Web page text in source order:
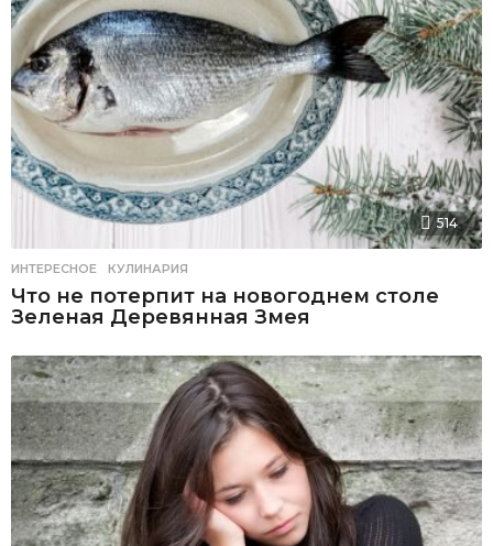
514
ИНТЕРЕСНОЕ ,КУЛИНАРИЯ
Что не потерпит на новогоднем столе
Зеленая Деревянная Змея